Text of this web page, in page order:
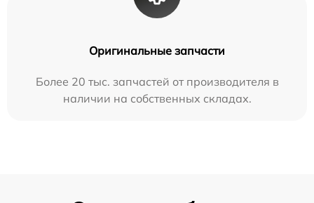
Оригинальные запчасти
Более 20 тыс. запчастей от производителя в
наличии на собственных складах.